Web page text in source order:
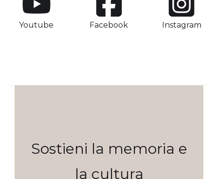
Youtube Facebook Instagram
Sostieni la memoria e
la cultura